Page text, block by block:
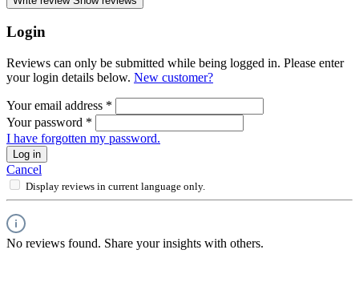
Login
Reviews can only be submitted while being logged in. Please enter
your login details below. New customer?
Your email address *
Your password *
I have forgotten my password.
Log in
Cancel
Display reviews in current language only.
No reviews found. Share your insights with others.